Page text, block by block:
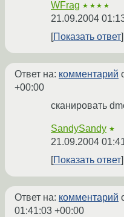
WFrag ★★★★
21.09.2004
Показать ответ
Ответ на: комментарий
+00:00
сканировать
SandySandy ★
21.09.2004
Показать ответ
Ответ на: комментарий
01:41:03 +00:00